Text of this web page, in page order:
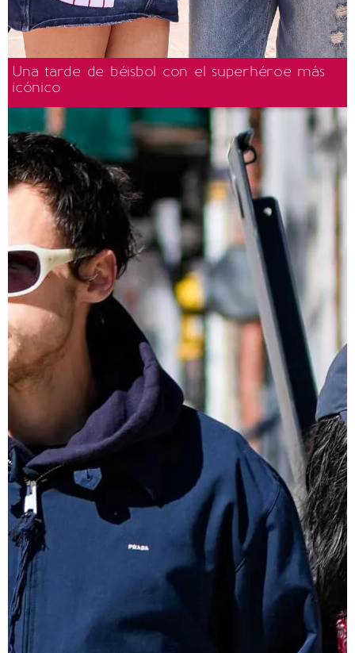
Una tarde de béisbol con el superhéroe más
icónico